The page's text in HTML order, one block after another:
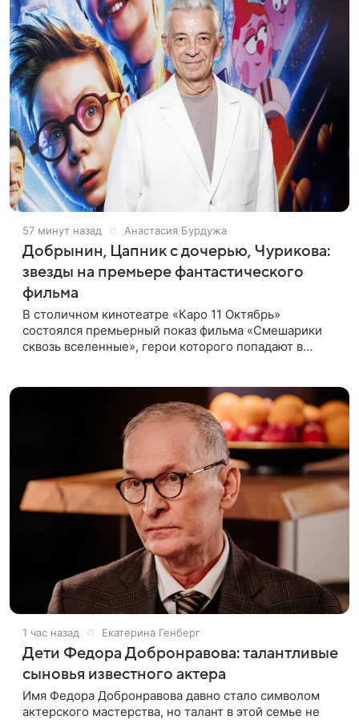
57 минут назад Анастасия Бурдужа
Добрынин, Цапник с дочерью, Чурикова:
звезды на премьере фантастического
фильма
В столичном кинотеатре «Каро 11 Октябрь»
состоялся премьерный показ фильма «Смешарики
сквозь вселенные», герои которого попадают в
1 час назад Екатерина Генберг
Дети Федора Добронравова: талантливые
сыновья известного актера
Имя Федора Добронравова давно стало символом
актерского мастерства, но талант в этой семье не